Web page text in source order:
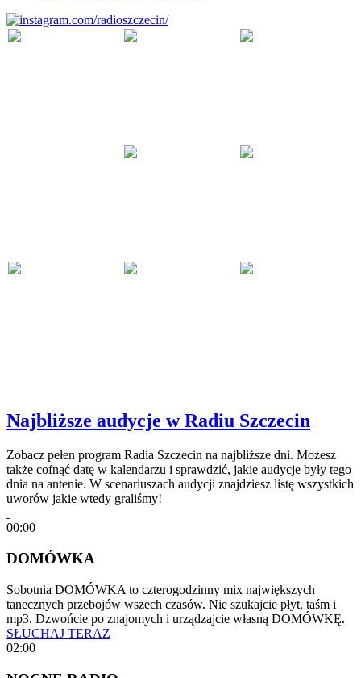
Najbliższe audycje w Radiu Szczecin
Zobacz pełen program Radia Szczecin na najbliższe dni. Możesz
także cofnąć datę w kalendarzu i sprawdzić, jakie audycje były tego
dnia na antenie. W scenariuszach audycji znajdziesz listę wszystkich
uworów jakie wtedy graliśmy!
00:00
DOMÓWKA
Sobotnia DOMÓWKA to czterogodzinny mix największych
tanecznych przebojów wszech czasów. Nie szukajcie płyt, taśm i
mp3. Dzwońcie po znajomych i urządzajcie własną DOMÓWKĘ.
SŁUCHAJ TERAZ
02:00